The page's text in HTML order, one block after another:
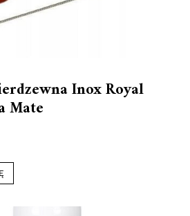
Inox Royal
Mate